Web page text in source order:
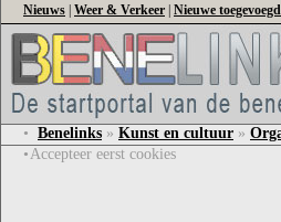
Nieuws Weer & Verkeer Nieuwe
• Benelinks » Kunst en cultuur »
•Accepteer eerst cookies